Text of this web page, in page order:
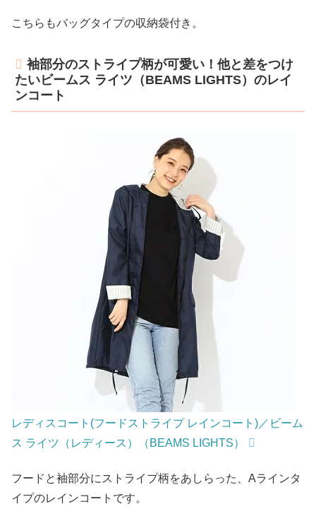
こちらもバッグタイプの収納袋付き。
袖部分のストライプ柄が可愛い！他と差をつけ
たいビームス ライツ（BEAMS LIGHTS）のレイ
ンコート
レディスコート(フードストライプ レインコート)／ビーム
ス ライツ（レディース）（BEAMS LIGHTS）
フードと袖部分にストライプ柄をあしらった、Aラインタ
イプのレインコートです。